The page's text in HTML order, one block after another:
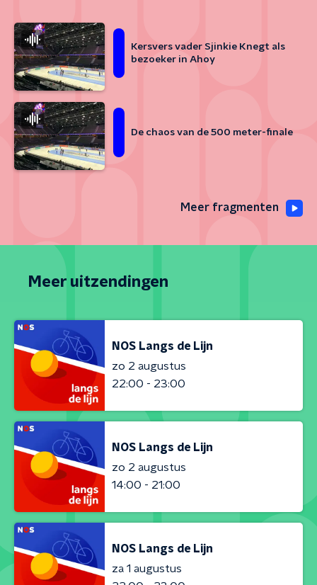
Kersvers vader Sjinkie Knegt als
bezoeker in Ahoy
De chaos van de 500 meter-finale
Meer fragmenten
Meer uitzendingen
NOS Langs de Lijn
zo 2 augustus
22:00 - 23:00
NOS Langs de Lijn
zo 2 augustus
14:00 - 21:00
NOS Langs de Lijn
za 1 augustus